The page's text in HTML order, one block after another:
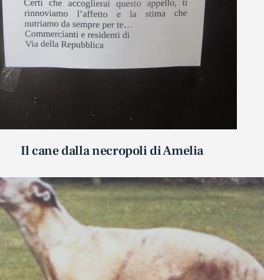
Il cane dalla necropoli di Amelia